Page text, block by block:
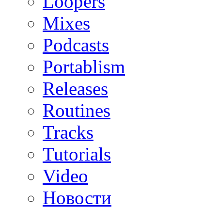
Mixes
Podcasts
Portablism
Releases
Routines
Tracks
Tutorials
Video
Новости